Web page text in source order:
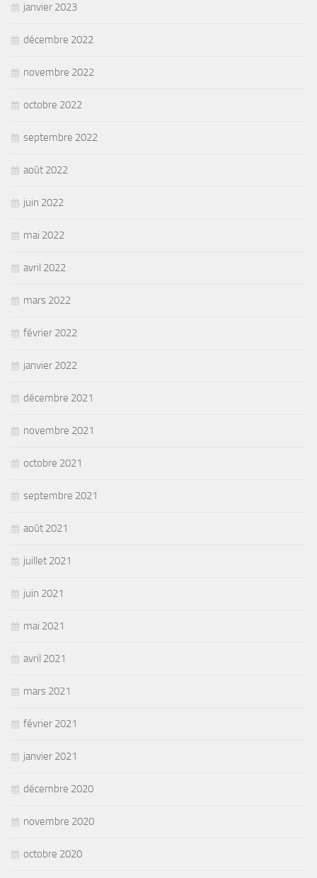
janvier 2023
décembre 2022
novembre 2022
octobre 2022
septembre 2022
août 2022
juin 2022
mai 2022
avril 2022
mars 2022
février 2022
janvier 2022
décembre 2021
novembre 2021
octobre 2021
septembre 2021
août 2021
juillet 2021
juin 2021
mai 2021
avril 2021
mars 2021
février 2021
janvier 2021
décembre 2020
novembre 2020
octobre 2020